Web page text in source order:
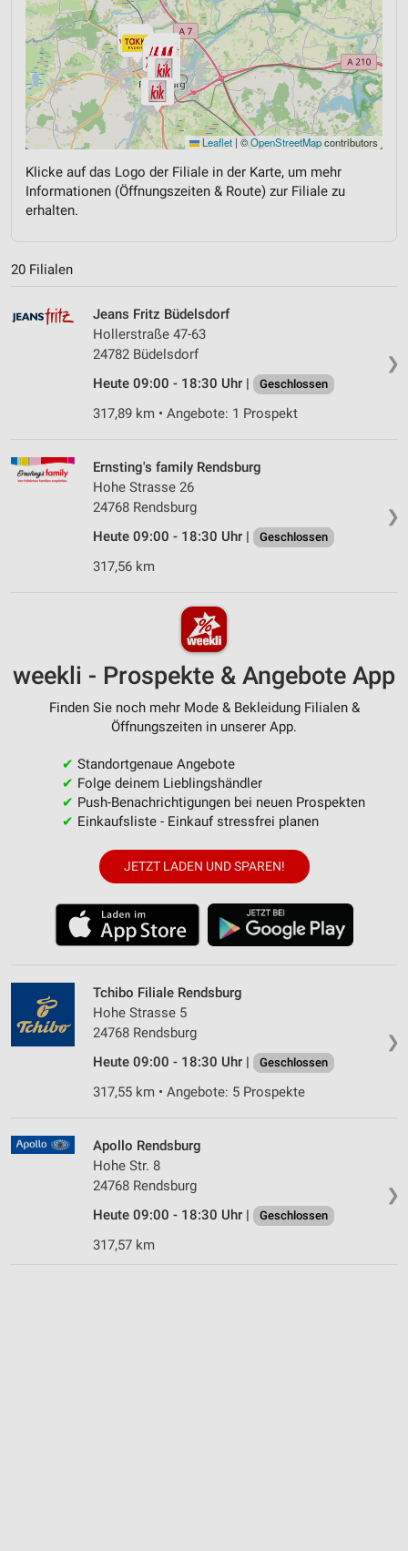
Leaflet | ©OpenStreetMapcontributors
Klicke auf das Logo der Filiale in der Karte, um mehr
Informationen (Öffnungszeiten & Route) zur Filiale zu
erhalten.
20 Filialen
❯
Jeans Fritz Büdelsdorf
Hollerstraße 47-63
24782 Büdelsdorf
Heute 09:00 - 18:30 Uhr |
Geschlossen
317,89 km • Angebote: 1 Prospekt
❯
Ernsting's family Rendsburg
Hohe Strasse 26
24768 Rendsburg
Heute 09:00 - 18:30 Uhr |
Geschlossen
317,56 km
weekli - Prospekte & Angebote App
Finden Sie noch mehr Mode & Bekleidung Filialen &
Öffnungszeiten in unserer App.
✔ Standortgenaue Angebote
✔ Folge deinem Lieblingshändler
✔ Push-Benachrichtigungen bei neuen Prospekten
✔ Einkaufsliste - Einkauf stressfrei planen
JETZT LADEN UND SPAREN!
❯
Tchibo Filiale Rendsburg
Hohe Strasse 5
24768 Rendsburg
Heute 09:00 - 18:30 Uhr |
Geschlossen
317,55 km • Angebote: 5 Prospekte
❯
Apollo Rendsburg
Hohe Str. 8
24768 Rendsburg
Heute 09:00 - 18:30 Uhr |
Geschlossen
317,57 km